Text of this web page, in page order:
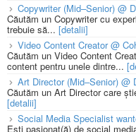
Copywriter (Mid–Senior) @
Căutăm un Copywriter cu
trebuie să... [detalii]
Video Content Creator @
Căutăm un Video Content
content pentru unele dintre...
Art Director (Mid–Senior) @
Căutăm un Art Director care
[detalii]
Social Media Specialist
Ești pasionat(ă) de social